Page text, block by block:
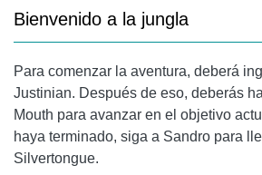
Bienvenido a la jungla
Para comenzar la aventura, deberá
Justinian. Después de eso, deberás
Mouth para avanzar en el objetivo
haya terminado, siga a Sandro para
Silvertongue.